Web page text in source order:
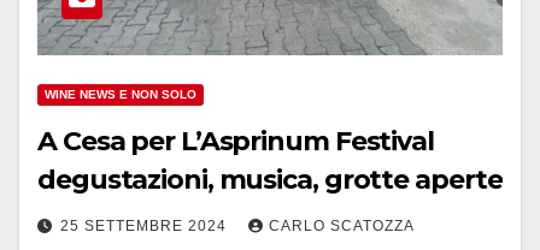
WINE NEWS E NON SOLO
A Cesa per L’Asprinum Festival
degustazioni, musica, grotte aperte
25 SETTEMBRE 2024 CARLO SCATOZZA